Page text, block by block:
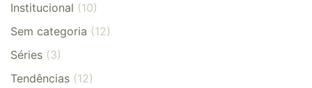
Institucional (10)
Sem categoria (12)
Séries (3)
Tendências (12)